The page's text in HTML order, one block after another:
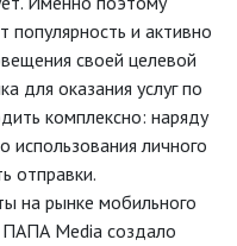
популярность и активно
своей целевой
для оказания услуг по
комплексно: наряду
использования личного
отправки.
на рынке мобильного
ПАПА Media создало